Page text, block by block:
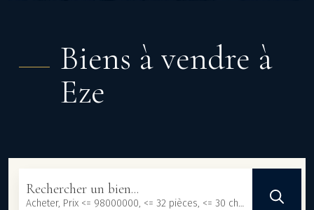
Biens à vendre à
Eze
Rechercher un bien...
Acheter, Prix <= 98000000, <= 32 pièces, <= 30 chambres, <= 101233 m², <= 3000000 m²